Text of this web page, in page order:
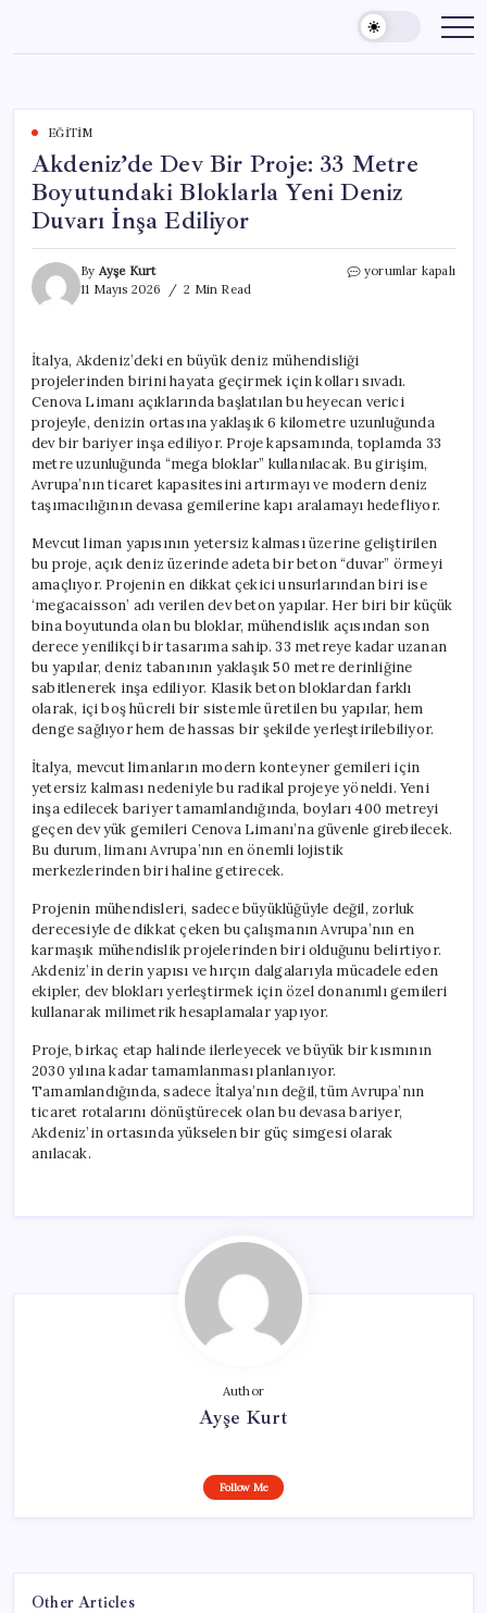
content
EĞITIM
Akdeniz’de Dev Bir Proje: 33 Metre
Boyutundaki Bloklarla Yeni Deniz
Duvarı İnşa Ediliyor
By Ayşe Kurt
11 Mayıs 2026
2 Min Read
Akdeniz’de
Boyutundaki
Bloklarla
Yeni
Deniz
Duvarı
İnşa
Ediliyor
için
yorumlar kapalı
İtalya, Akdeniz’deki en büyük deniz mühendisliği
projelerinden birini hayata geçirmek için kolları sıvadı.
Cenova Limanı açıklarında başlatılan bu heyecan verici
projeyle, denizin ortasına yaklaşık 6 kilometre uzunluğunda
dev bir bariyer inşa ediliyor. Proje kapsamında, toplamda 33
metre uzunluğunda “mega bloklar” kullanılacak. Bu girişim,
Avrupa’nın ticaret kapasitesini artırmayı ve modern deniz
taşımacılığının devasa gemilerine kapı aralamayı hedefliyor.
Mevcut liman yapısının yetersiz kalması üzerine geliştirilen
bu proje, açık deniz üzerinde adeta bir beton “duvar” örmeyi
amaçlıyor. Projenin en dikkat çekici unsurlarından biri ise
‘megacaisson’ adı verilen dev beton yapılar. Her biri bir küçük
bina boyutunda olan bu bloklar, mühendislik açısından son
derece yenilikçi bir tasarıma sahip. 33 metreye kadar uzanan
bu yapılar, deniz tabanının yaklaşık 50 metre derinliğine
sabitlenerek inşa ediliyor. Klasik beton bloklardan farklı
olarak, içi boş hücreli bir sistemle üretilen bu yapılar, hem
denge sağlıyor hem de hassas bir şekilde yerleştirilebiliyor.
İtalya, mevcut limanların modern konteyner gemileri için
yetersiz kalması nedeniyle bu radikal projeye yöneldi. Yeni
inşa edilecek bariyer tamamlandığında, boyları 400 metreyi
geçen dev yük gemileri Cenova Limanı’na güvenle girebilecek.
Bu durum, limanı Avrupa’nın en önemli lojistik
merkezlerinden biri haline getirecek.
Projenin mühendisleri, sadece büyüklüğüyle değil, zorluk
derecesiyle de dikkat çeken bu çalışmanın Avrupa’nın en
karmaşık mühendislik projelerinden biri olduğunu belirtiyor.
Akdeniz’in derin yapısı ve hırçın dalgalarıyla mücadele eden
ekipler, dev blokları yerleştirmek için özel donanımlı gemileri
kullanarak milimetrik hesaplamalar yapıyor.
Proje, birkaç etap halinde ilerleyecek ve büyük bir kısmının
2030 yılına kadar tamamlanması planlanıyor.
Tamamlandığında, sadece İtalya’nın değil, tüm Avrupa’nın
ticaret rotalarını dönüştürecek olan bu devasa bariyer,
Akdeniz’in ortasında yükselen bir güç simgesi olarak
anılacak.
Author
Ayşe Kurt
Follow Me
Other Articles